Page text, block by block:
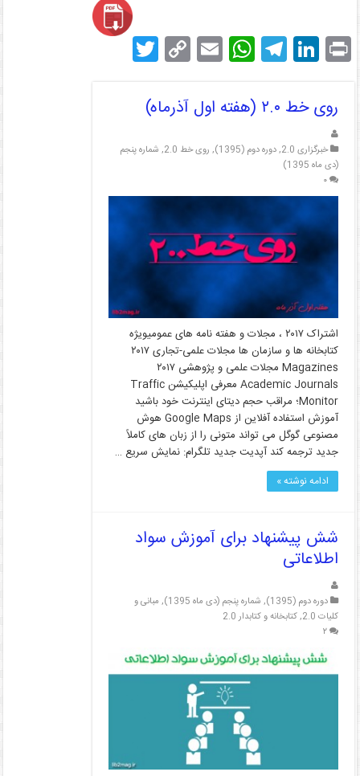
Pr
in
t
Li
n
k
e
dI
n
T
el
e
gr
a
W
h
at
s
A
p
E
m
ai
l
C
o
p
y
Li
k
T
w
روی خط ۲.۰ (هفته اول آذرماه)
خبرگزاری 2.0 ,دوره دوم (1395) , روی خط 2.0 , شماره پنجم
(دی ماه 1395)
۰
اشتراک ۲۰۱۷ ، مجلات و هفته نامه های عمومیویژه
کتابخانه ها و سازمان ها مجلات علمی-تجاری ۲۰۱۷
Magazines مجلات علمی و پژوهشی ۲۰۱۷
Academic Journals معرفی اپلیکیشن Traffic
Monitor؛ مراقب حجم دیتای اینترنت خود باشید
آموزش استفاده آفلاین از Google Maps هوش
مصنوعی گوگل می تواند متونی را از زبان های کاملاً
جدید ترجمه کند آپدیت جدید تلگرام: نمایش سریع …
ادامه نوشته »
شش پیشنهاد برای آموزش سواد
اطلاعاتی
دوره دوم (1395) , شماره پنجم (دی ماه 1395) , مبانی و
کلیات 2.0
,کتابخانه و کتابدار 2.0
۲